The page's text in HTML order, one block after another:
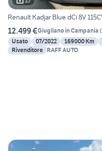
Renault Kadjar Blue dCi 8V
12.499 €Giugliano in Campania (
Usato
07/2022 169000 Km
Rivenditore RAFF AUTO